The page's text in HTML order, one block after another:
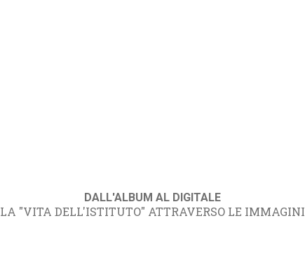
DALL'ALBUM AL DIGITALE
LA "VITA DELL'ISTITUTO" ATTRAVERSO LE IMMAGINI